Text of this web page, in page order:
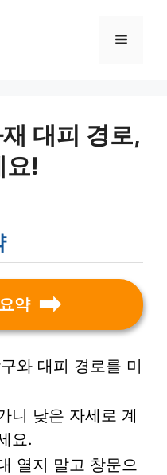
메
대피 경로,
요!
약
와 대피 경로를 미
니 낮은 자세로 계
요.
열지 말고 창문으